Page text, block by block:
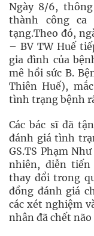
Ngày 8/6,
thành công
tạng.Theo đó,
– BV TW Huế
gia đình của
mê hồi sức B.
Thiên Huế),
tình trạng bệnh
Các bác sĩ đã
đánh giá tình
GS.TS Phạm
nhiên, diễn tiến
thay đổi trong
đồng đánh giá
các xét nghiệm
nhân đã chết